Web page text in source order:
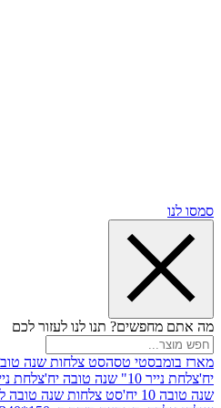
תנו לנו לעזור לכם
טסה
יח'
צלחת נייר 8" שנה טובה 10 יח'
סט צלחות שנה טובה לבן זהב "10+"7 / 8+8 יח'